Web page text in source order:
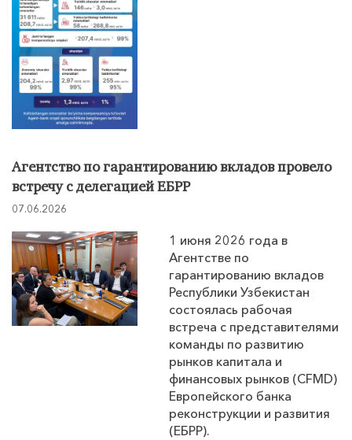
Агентство по гарантированию вкладов провело
встречу с делегацией ЕБРР
07.06.2026
1 июня 2026 года в
Агентстве по
гарантированию вкладов
Республики Узбекистан
состоялась рабочая
встреча с представителями
команды по развитию
рынков капитала и
финансовых рынков (CFMD)
Европейского банка
реконструкции и развития
(ЕБРР).